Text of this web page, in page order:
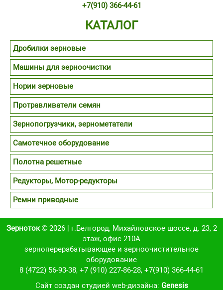
+7(910) 366-44-61
КАТАЛОГ
Дробилки зерновые
Машины для зерноочистки
Нории зерновые
Протравливатели семян
Зернопогрузчики, зернометатели
Самотечное оборудование
Полотна решетные
Редукторы, Мотор-редукторы
Ремни приводные
Зерноток© 2026 | г.Белгород, Михайловское шоссе, д. 23, 2
этаж, офис 210А
зерноперерабатывающее и зерноочистительное
оборудование
8 (4722) 56-93-38, +7 (910) 227-86-28, +7(910) 366-44-61
Cайт создан студией web-дизайна: Genesis